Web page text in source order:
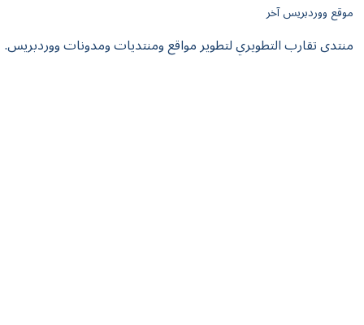
موقع ووردبريس آخر
منتدى تقارب التطويري لتطوير مواقع ومنتديات ومدونات ووردبريس.